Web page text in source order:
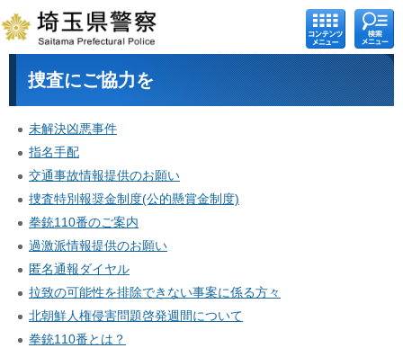
コンテ
ンツメ
ニュー
検索メ
ニュー
捜査にご協力を
未解決凶悪事件
指名手配
交通事故情報提供のお願い
捜査特別報奨金制度(公的懸賞金制度)
拳銃110番のご案内
過激派情報提供のお願い
匿名通報ダイヤル
拉致の可能性を排除できない事案に係る方々
北朝鮮人権侵害問題啓発週間について
拳銃110番とは？